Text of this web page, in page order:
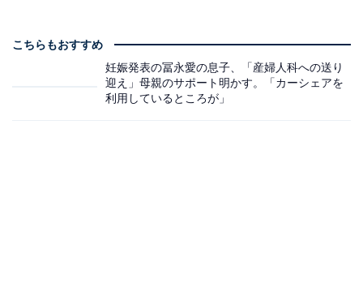
こちらもおすすめ
妊娠発表の冨永愛の息子、「産婦人科への送り
迎え」母親のサポート明かす。「カーシェアを
利用しているところが」